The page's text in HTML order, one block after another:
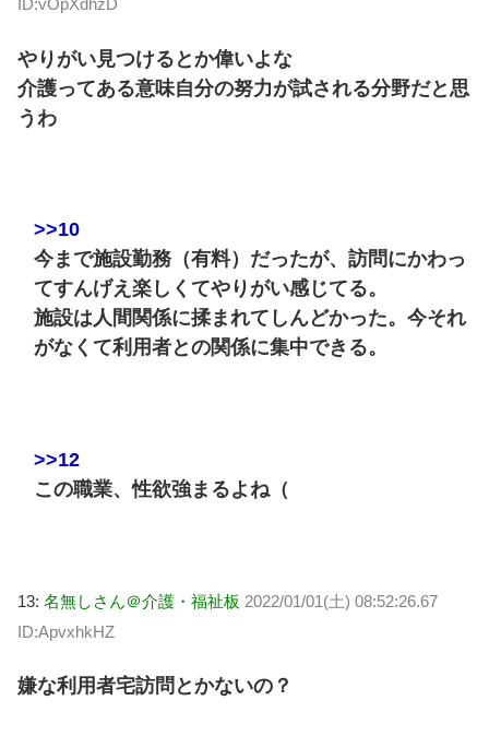
ID:vOpXdhzD
やりがい見つけるとか偉いよな
介護ってある意味自分の努力が試される分野だと思
うわ
>>10
今まで施設勤務（有料）だったが、訪問にかわっ
てすんげえ楽しくてやりがい感じてる。
施設は人間関係に揉まれてしんどかった。今それ
がなくて利用者との関係に集中できる。
>>12
この職業、性欲強まるよね（
13: 名無しさん＠介護・福祉板 2022/01/01(土) 08:52:26.67
ID:ApvxhkHZ
嫌な利用者宅訪問とかないの？